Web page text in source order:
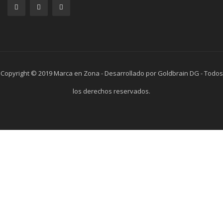
Copyright © 2019 Marca en Zona - Desarrollado por Goldbrain DG - Todos
los derechos reservados.